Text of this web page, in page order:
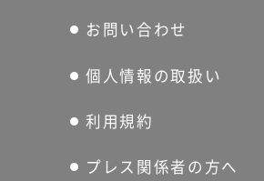
お問い合わせ
個人情報の取扱い
利用規約
プレス関係者の方へ